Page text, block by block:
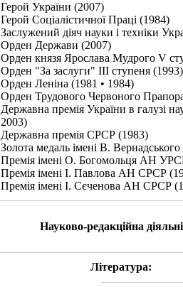
Герой України (2007)
Герой Соціалістичної Праці (1984)
Заслужений діяч науки і техніки
Орден Держави (2007)
Орден князя Ярослава Мудрого V
Орден "За заслуги" III ступеня (1993)
Орден Леніна (1981 • 1984)
Орден Трудового Червоного
Державна премія України в галузі
2003)
Державна премія СРСР (1983)
Золота медаль імені В.
Премія імені О. Богомольця АН
Премія імені І. Павлова АН СРСР
Премія імені І. Сєченова АН СРСР
Науково-редакційна
Література: